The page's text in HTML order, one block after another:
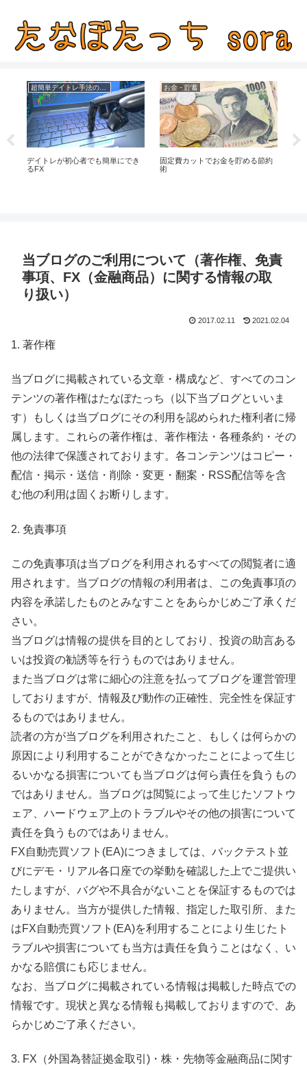
デイトレが初心者でも簡単にでき
るFX
お金・貯蓄
固定費カットでお金を貯める節約
術
当ブログのご利用について（著作権、免責
事項、FX（金融商品）に関する情報の取
り扱い）
2017.02.11 2021.02.04
1. 著作権
当ブログに掲載されている文章・構成など、すべてのコン
テンツの著作権はたなぼたっち（以下当ブログといいま
す）もしくは当ブログにその利用を認められた権利者に帰
属します。これらの著作権は、著作権法・各種条約・その
他の法律で保護されております。各コンテンツはコピー・
配信・掲示・送信・削除・変更・翻案・RSS配信等を含
む他の利用は固くお断りします。
2. 免責事項
この免責事項は当ブログを利用されるすべての閲覧者に適
用されます。当ブログの情報の利用者は、この免責事項の
内容を承諾したものとみなすことをあらかじめご了承くだ
さい。
当ブログは情報の提供を目的としており、投資の助言ある
いは投資の勧誘等を行うものではありません。
また当ブログは常に細心の注意を払ってブログを運営管理
しておりますが、情報及び動作の正確性、完全性を保証す
るものではありません。
読者の方が当ブログを利用されたこと、もしくは何らかの
原因により利用することができなかったことによって生じ
るいかなる損害についても当ブログは何ら責任を負うもの
ではありません。当ブログは閲覧によって生じたソフトウ
ェア、ハードウェア上のトラブルやその他の損害について
責任を負うものではありません。
FX自動売買ソフト(EA)につきましては、バックテスト並
びにデモ・リアル各口座での挙動を確認した上でご提供い
たしますが、バグや不具合がないことを保証するものでは
ありません。当方が提供した情報、指定した取引所、また
はFX自動売買ソフト(EA)を利用することにより生じたト
ラブルや損害についても当方は責任を負うことはなく、い
かなる賠償にも応じません。
なお、当ブログに掲載されている情報は掲載した時点での
情報です。現状と異なる情報も掲載しておりますので、あ
らかじめご了承ください。
3. FX（外国為替証拠金取引)・株・先物等金融商品に関す